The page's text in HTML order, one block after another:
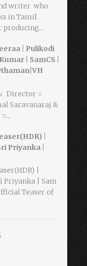
writer who
in Tamil
producing...
| Pulikodi
| SamCS |
Director =
Saravanaraj &
|
Priyanka |
|
Priyanka | Sam
Teaser of